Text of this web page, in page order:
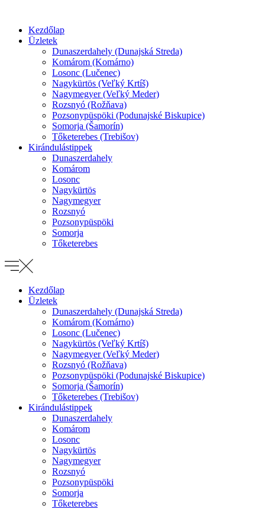
obsah
Kezdőlap
Üzletek
Dunaszerdahely (Dunajská Streda)
Komárom (Komárno)
Losonc (Lučenec)
Nagykürtös (Veľký Krtíš)
Nagymegyer (Veľký Meder)
Rozsnyó (Rožňava)
Pozsonypüspöki (Podunajské Biskupice)
Somorja (Šamorín)
Tőketerebes (Trebišov)
Kirándulástippek
Dunaszerdahely
Komárom
Losonc
Nagykürtös
Nagymegyer
Rozsnyó
Pozsonypüspöki
Somorja
Tőketerebes
Kezdőlap
Üzletek
Dunaszerdahely (Dunajská Streda)
Komárom (Komárno)
Losonc (Lučenec)
Nagykürtös (Veľký Krtíš)
Nagymegyer (Veľký Meder)
Rozsnyó (Rožňava)
Pozsonypüspöki (Podunajské Biskupice)
Somorja (Šamorín)
Tőketerebes (Trebišov)
Kirándulástippek
Dunaszerdahely
Komárom
Losonc
Nagykürtös
Nagymegyer
Rozsnyó
Pozsonypüspöki
Somorja
Tőketerebes